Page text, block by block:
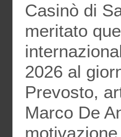
Casinò di
meritato
2026 al
Prevosto,
Marco De